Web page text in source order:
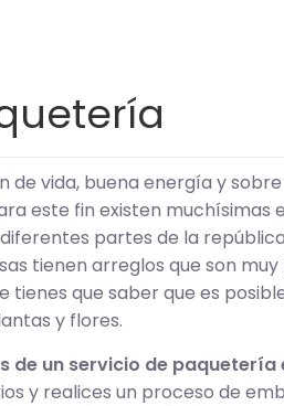
de vida, buena energía y
este fin existen muchísimas
partes de la
tienen arreglos que son
tienes que saber que es
y flores.
de un servicio de paquetería
y realices un proceso de